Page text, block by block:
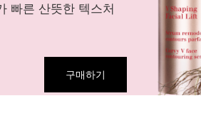
빠른 산뜻한 텍스처
구매하기